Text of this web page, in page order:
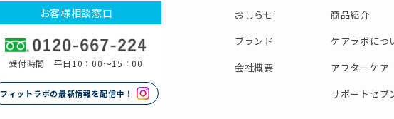
お客様相談窓口
受付時間 平日10：00〜15：00
フィットラボの最新情報を配信中！
おしらせ
ブランド
会社概要
商品紹介
ケアラボにつ
アフターケア
サポートセブ